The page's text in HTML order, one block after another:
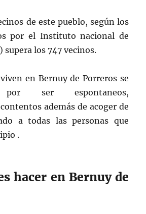
de este pueblo, según los
por el Instituto nacional de
supera los 747 vecinos.
en Bernuy de Porreros se
por ser espontaneos,
además de acoger de
a todas las personas que
.
hacer en Bernuy de